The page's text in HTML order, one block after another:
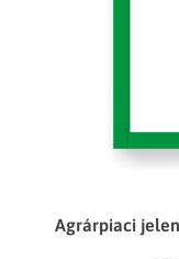
Agrárpiaci